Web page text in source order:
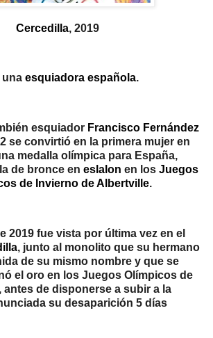
Cercedilla, 2019
una esquiadora española.
esquiador Francisco Fernández
se convirtió en la primera mujer en
medalla olímpica para España,
de bronce en eslalon en los Juegos
de Invierno de Albertville.
2019 fue vista por última vez en el
, junto al monolito que su hermano
de su mismo nombre y que se
el oro en los Juegos Olímpicos de
antes de disponerse a subir a la
su desaparición 5 días